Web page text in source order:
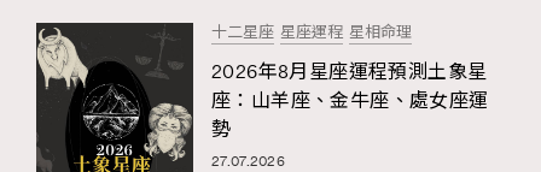
十二星座 星座運程 星相命理
2026年8月星座運程預測土象星
座：山羊座、金牛座、處女座運
勢
27.07.2026